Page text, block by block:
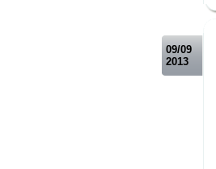
09/09
2013